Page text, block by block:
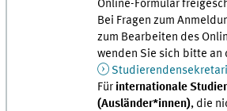
Online-Formular
Bei Fragen zum
zum Bearbeiten des
wenden Sie sich bitte an
Für internationale
(Ausländer*innen), die